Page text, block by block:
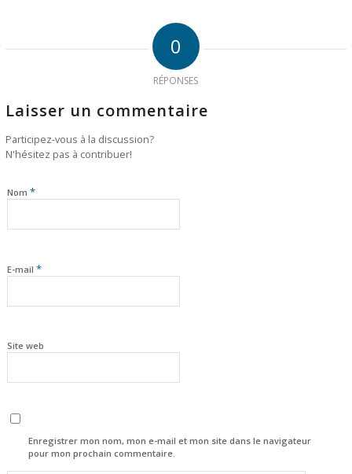
0
RÉPONSES
Laisser un commentaire
Participez-vous à la discussion?
N'hésitez pas à contribuer!
Nom *
E-mail *
Site web
Enregistrer mon nom, mon e-mail et mon site dans le navigateur
pour mon prochain commentaire.